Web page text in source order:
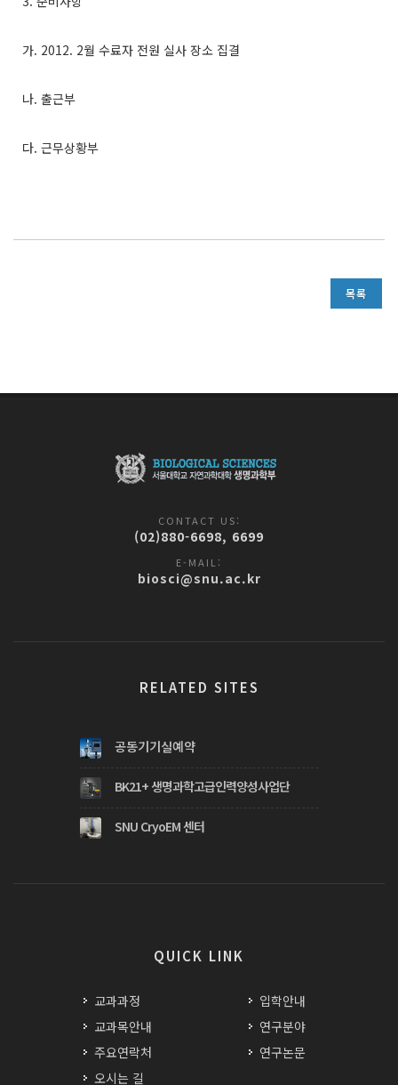
가. 2012. 2월 수료자 전원 실사 장소 집결
나. 출근부
다. 근무상황부
목록
CONTACT US:
(02)880-6698, 6699
E-MAIL:
biosci@snu.ac.kr
RELATED SITES
공동기기실예약
BK21+ 생명과학고급인력양성사업단
SNU CryoEM 센터
QUICK LINK
교과과정
교과목안내
주요연락처
오시는 길
입학안내
연구분야
연구논문